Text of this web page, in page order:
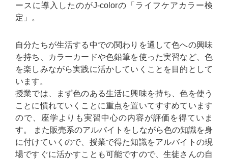
o
ースに導入したのがJ-colorの「ライフケアカラー検
定」。
自分たちが生活する中での関わりを通して色への興味
を持ち、カラーカードや色鉛筆を使った実習など、色
を楽しみながら実践に活かしていくことを目的として
います。
授業では、まず色のある生活に興味を持ち、色を使う
ことに慣れていくことに重点を置いてすすめています
ので、座学よりも実習中心の内容が評価を得ていま
す。 また販売系のアルバイトをしながら色の知識を身
に付けていくので、授業で得た知識をアルバイトの現
場ですぐに活かすことも可能ですので、生徒さんの自